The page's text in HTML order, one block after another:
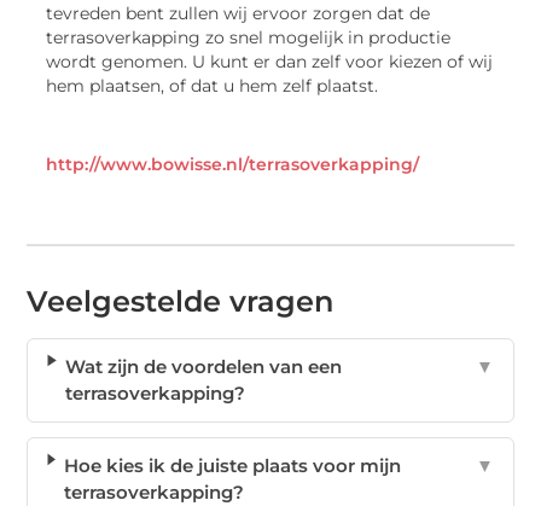
tevreden bent zullen wij ervoor zorgen dat de
terrasoverkapping zo snel mogelijk in productie
wordt genomen. U kunt er dan zelf voor kiezen of wij
hem plaatsen, of dat u hem zelf plaatst.
http://www.bowisse.nl/terrasoverkapping/
Veelgestelde vragen
Wat zijn de voordelen van een
terrasoverkapping?
▼
Hoe kies ik de juiste plaats voor mijn
terrasoverkapping?
▼